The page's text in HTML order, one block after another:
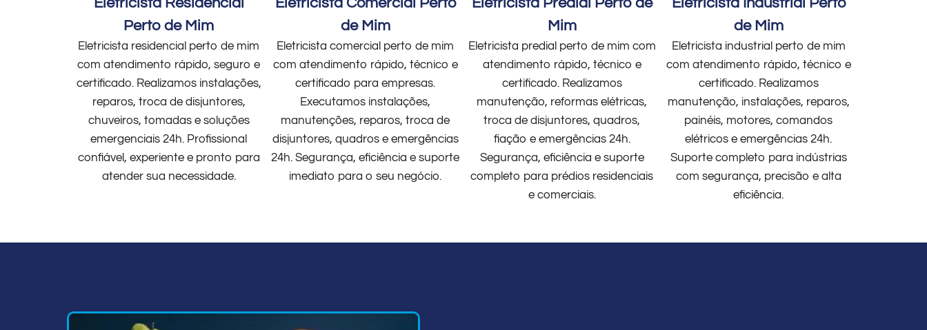
Perto de Mim
Eletricista residencial perto de mim
com atendimento rápido, seguro e
certificado. Realizamos instalações,
reparos, troca de disjuntores,
chuveiros, tomadas e soluções
emergenciais 24h. Profissional
confiável, experiente e pronto para
atender sua necessidade.
de Mim
Eletricista comercial perto de mim
com atendimento rápido, técnico e
certificado para empresas.
Executamos instalações,
manutenções, reparos, troca de
disjuntores, quadros e emergências
24h. Segurança, eficiência e suporte
imediato para o seu negócio.
Mim
Eletricista predial perto de mim com
atendimento rápido, técnico e
certificado. Realizamos
manutenção, reformas elétricas,
troca de disjuntores, quadros,
fiação e emergências 24h.
Segurança, eficiência e suporte
completo para prédios residenciais
e comerciais.
de Mim
Eletricista industrial perto de mim
com atendimento rápido, técnico e
certificado. Realizamos
manutenção, instalações, reparos,
painéis, motores, comandos
elétricos e emergências 24h.
Suporte completo para indústrias
com segurança, precisão e alta
eficiência.